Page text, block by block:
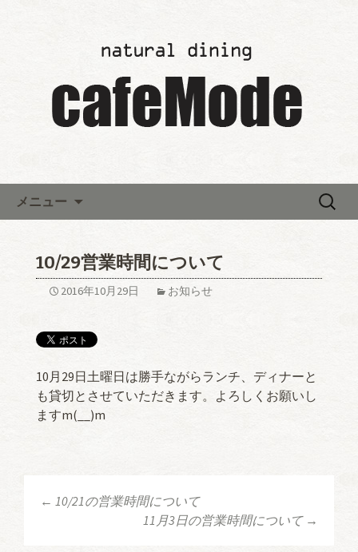
レストランウエディング「カ
フェモード～cafeMode～」か
らのお知らせ
メニュー
検
10/29営業時間について
2016年10月29日 お知らせ
10月29日土曜日は勝手ながらランチ、ディナーと
も貸切とさせていただきます。よろしくお願いし
ますm(__)m
投稿ナビゲーショ
← 10/21の営業時間について
11月3日の営業時間について →